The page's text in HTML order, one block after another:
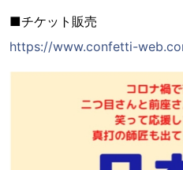
■チケット販売
https://www.confetti-